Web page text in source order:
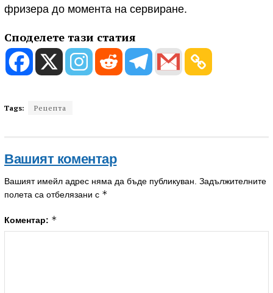
фризера до момента на сервиране.
Споделете тази статия
Tags: Рецепта
Вашият коментар
Вашият имейл адрес няма да бъде публикуван. Задължителните
полета са отбелязани с *
Коментар: *